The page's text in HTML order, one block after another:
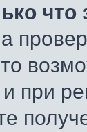
что
и при